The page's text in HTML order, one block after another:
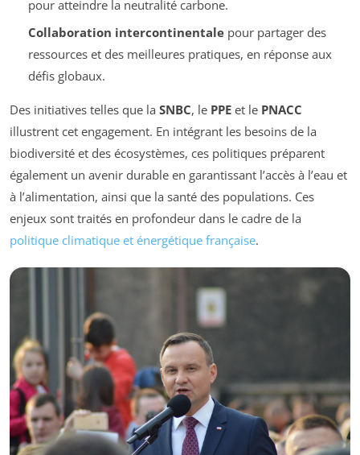
pour atteindre la neutralité carbone.
Collaboration intercontinentalepour partager des
ressources et des meilleures pratiques, en réponse aux
défis globaux.
Des initiatives telles que la SNBC, le PPE et le PNACC
illustrent cet engagement. En intégrant les besoins de la
biodiversité et des écosystèmes, ces politiques préparent
également un avenir durable en garantissant l’accès à l’eau et
à l’alimentation, ainsi que la santé des populations. Ces
enjeux sont traités en profondeur dans le cadre de la
politique climatique et énergétique française.